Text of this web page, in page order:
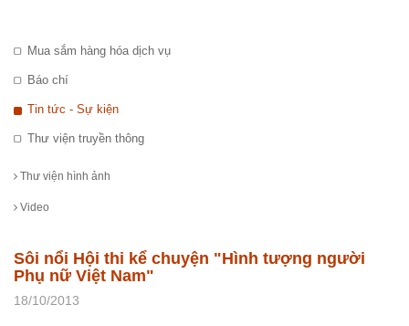
Mua sắm hàng hóa dịch vụ
Báo chí
Tin tức - Sự kiện
Thư viện truyền thông
Thư viện hình ảnh
Video
Sôi nổi Hội thi kể chuyện "Hình tượng người
Phụ nữ Việt Nam"
18/10/2013